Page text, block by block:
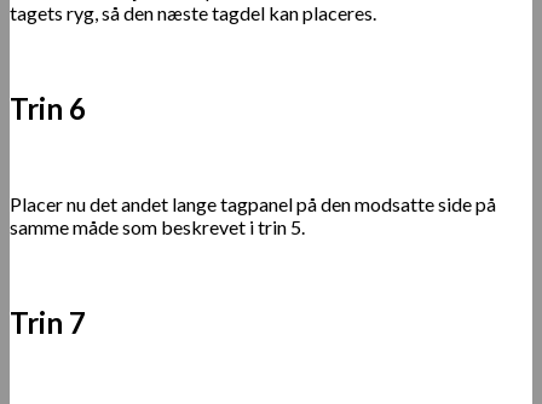
tagets ryg, så den næste tagdel kan placeres.
Trin 6
Placer nu det andet lange tagpanel på den modsatte side på
samme måde som beskrevet i trin 5.
Trin 7